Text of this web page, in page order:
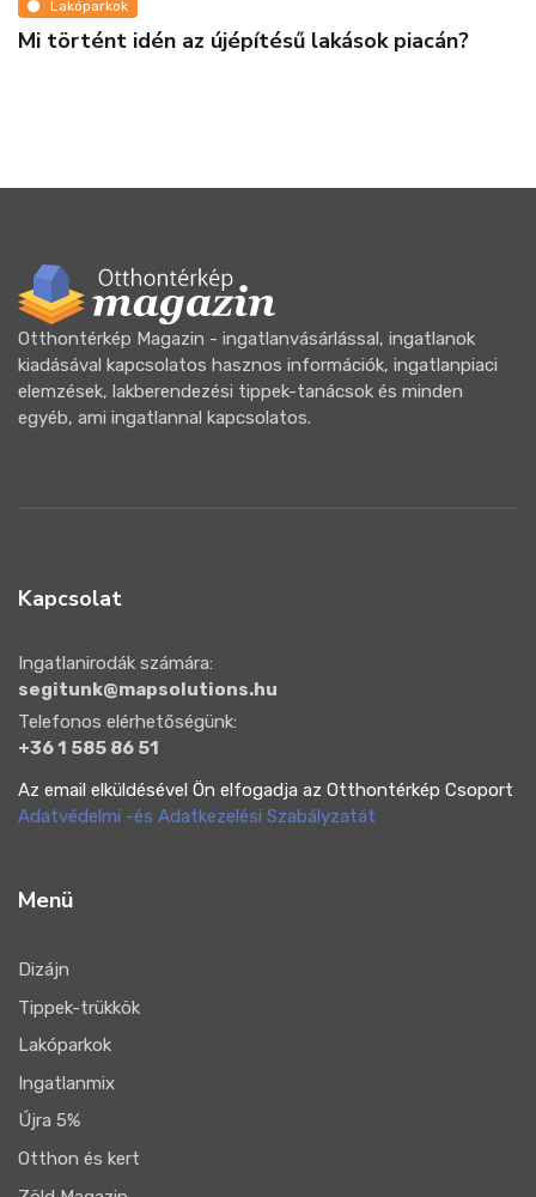
Otthontérkép Magazin - ingatlanvásárlással, ingatlanok
kiadásával kapcsolatos hasznos információk, ingatlanpiaci
elemzések, lakberendezési tippek-tanácsok és minden
egyéb, ami ingatlannal kapcsolatos.
Kapcsolat
Ingatlanirodák számára:
segitunk@mapsolutions.hu
Telefonos elérhetőségünk:
+36 1 585 86 51
Az email elküldésével Ön elfogadja az Otthontérkép Csoport
Adatvédelmi -és Adatkezelési Szabályzatát
Menü
Dizájn
Tippek-trükkök
Lakóparkok
Ingatlanmix
Újra 5%
Otthon és kert